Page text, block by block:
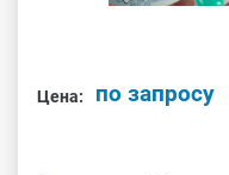
Цена: по запросу